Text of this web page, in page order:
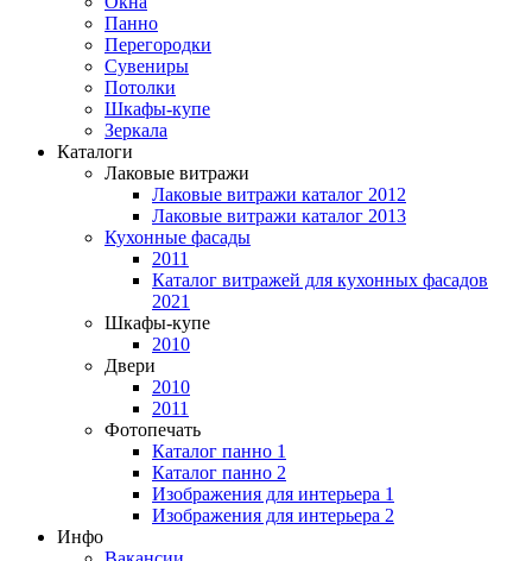
Панно
Перегородки
Сувениры
Потолки
Шкафы-купе
Зеркала
Каталоги
Лаковые витражи
Лаковые витражи каталог 2012
Лаковые витражи каталог 2013
Кухонные фасады
2011
Каталог витражей для кухонных фасадов
2021
Шкафы-купе
2010
Двери
2010
2011
Фотопечать
Каталог панно 1
Каталог панно 2
Изображения для интерьера 1
Изображения для интерьера 2
Инфо